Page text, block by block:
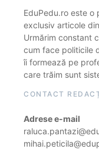
EduPedu.ro este
exclusiv articole
Urmărim constant
cum face politicile
îi formează pe
care trăim sunt
CONTACT
Adrese e-mail